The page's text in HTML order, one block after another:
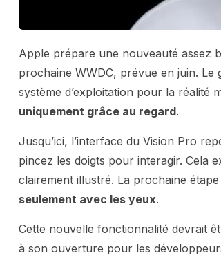
Apple prépare une nouveauté assez
prochaine WWDC, prévue en juin.
système d’exploitation pour la réalité
uniquement grâce au regard.
Jusqu’ici, l’interface du Vision Pro
pincez les doigts pour interagir. Cela
clairement illustré. La prochaine
seulement avec les yeux.
Cette nouvelle fonctionnalité devrait
à son ouverture pour les